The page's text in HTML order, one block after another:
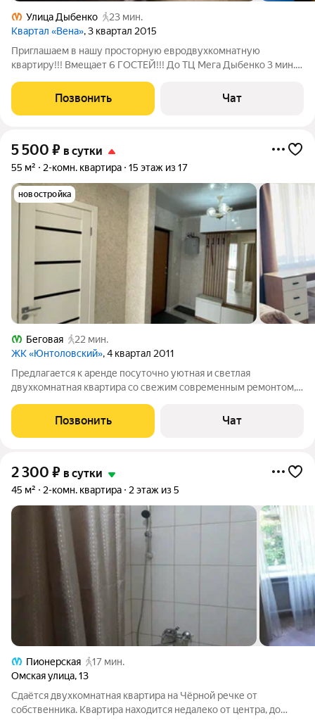
Улица Дыбенко
23 мин.
Квартал «Вена», 3 квартал 2015
Приглашаем в нашу просторную евродвухкомнатную
квартиру!!! Вмещает 6 ГОСТЕЙ!!! До ТЦ Мега Дыбенко 3 мин.
гостиная/кухня- 19 м кв. Предоставляется полный пакет
Позвонить Чат
5 500 ₽ в сутки
55 м² 2-комн. квартира 15 этаж из 17
новостройка
Беговая
22 мин.
ЖК «Юнтоловский», 4 квартал 2011
Предлагается к аренде посуточно уютная и светлая
двухкомнатная квартира со свежим современным ремонтом,
для комфортного проживания гостей: телевизор, холодильник,
плита, духовой шкаф,
Позвонить Чат
2 300 ₽ в сутки
45 м² 2-комн. квартира 2 этаж из 5
Пионерская
17 мин.
Омская улица,13
Сдаётся двухкомнатная квартира на Чёрной речке от
собственника. Квартира находится недалеко от центра, до